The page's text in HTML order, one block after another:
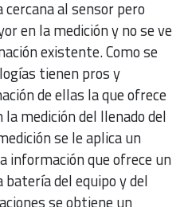
al sensor pero
en la medición y no se ve
existente. Como se
tienen pros y
de ellas la que ofrece
medición del llenado del
se le aplica un
información que ofrece un
del equipo y del
se obtiene un